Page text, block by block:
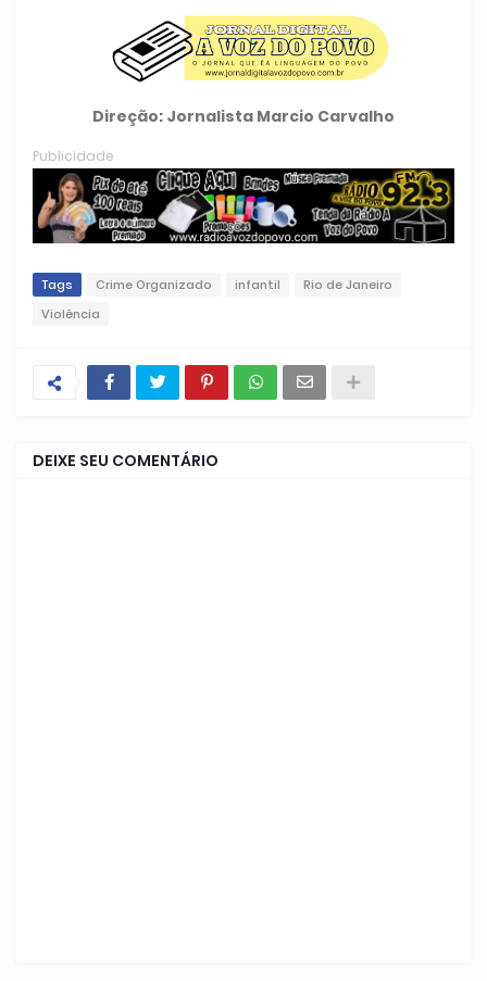
Direção: Jornalista Marcio Carvalho
Publicidade
Tags Crime Organizado infantil
Rio de Janeiro
Violência
DEIXE SEU COMENTÁRIO